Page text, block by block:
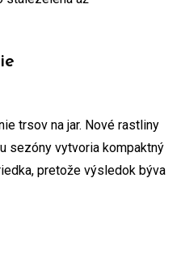
trsov na jar. Nové rastliny
sezóny vytvoria kompaktný
pretože výsledok býva